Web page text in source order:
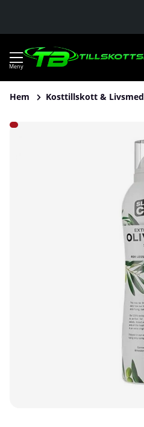
Hem Kosttillskott &
Produktbilder Slender Chef